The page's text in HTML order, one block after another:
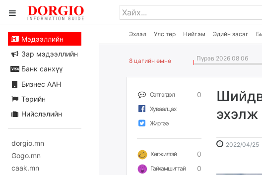
Эхлэл Улс төр Нийгэм Эдийн засаг
Мэдээллийн
Зар мэдээллийн
Банк санхүү
Бизнес ААН
Төрийн
Нийслэлийн
dorgio.mn
Gogo.mn
caak.mn
8 цагийн өмнө Пүрэв 2026 08 06
Сэтгэгдэл 0
Хуваалцах
Жиргээ
Хөгжилтэй 0
Гайхамшигтай 0
эхэлж
2022/04/25